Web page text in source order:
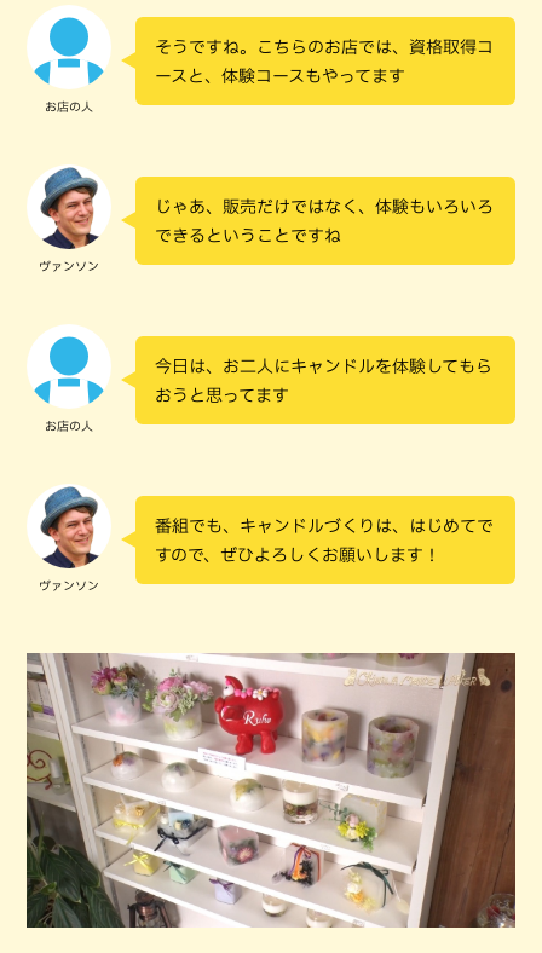
お店の人
そうですね。こちらのお店では、資格取得コ
ースと、体験コースもやってます
ヴァンソン
じゃあ、販売だけではなく、体験もいろいろ
できるということですね
お店の人
今日は、お二人にキャンドルを体験してもら
おうと思ってます
ヴァンソン
番組でも、キャンドルづくりは、はじめてで
すので、ぜひよろしくお願いします！